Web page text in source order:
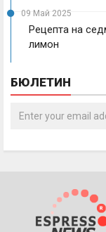
09 Май 2025
Рецепта на
лимон
БЮЛЕТИН